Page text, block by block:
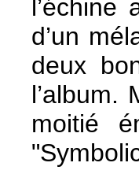
l’échine
d’un
deux
l’album.
moitié